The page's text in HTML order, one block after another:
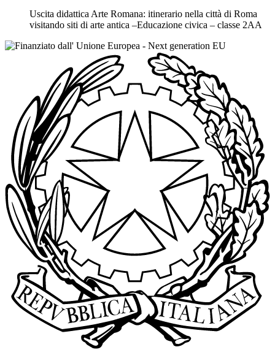
Uscita didattica Arte Romana: itinerario nella città di Roma
visitando siti di arte antica –Educazione civica – classe 2AA